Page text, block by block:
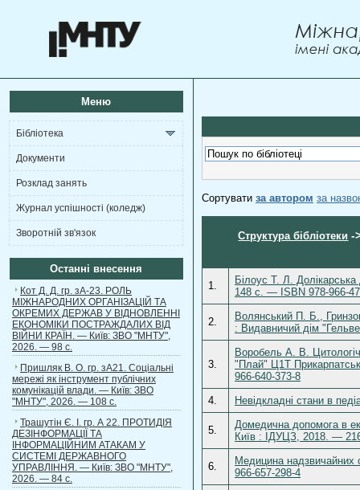
Меню
Бібліотека
Документи
Розклад занять
Журнал успішності (коледж)
Зворотній зв'язок
Останні внесення
Кот Д. Д. гр. зА-23. РОЛЬ
МІЖНАРОДНИХ ОРГАНІЗАЦІЙ ТА
ОКРЕМИХ ДЕРЖАВ У ВІДНОВЛЕННІ
ЕКОНОМІКИ ПОСТРАЖДАЛИХ ВІД
ВІЙНИ КРАЇН. — Київ: ЗВО "МНТУ",
2026. — 98 с.
Пришляк В. О. гр. зА21. Соціальні
мережі як інструмент публічних
комунікацій влади. — Київ: ЗВО
"МНТУ", 2026. — 108 с.
Трашутін Є. І. гр. А 22. ПРОТИДІЯ
ДЕЗІНФОРМАЦІЇ ТА
ІНФОРМАЦІЙНИМ АТАКАМ У
СИСТЕМІ ДЕРЖАВНОГО
УПРАВЛІННЯ. — Київ: ЗВО "МНТУ",
2026. — 84 с.
Сортувати за автором за
Структура бібліотеки -
1.
Білоус Т. Л.
148 с. — ISBN 978-966-
2.
Волянський П. Б.,
: Видавничий дім
3.
Воробель А. В.
"Плай" Ц1Т
966-640-373-8
4.
Невідкладні стани в
5.
Домедична допомога в
Київ : ІДУЦЗ, 2018. —
6.
Медицина
966-657-298-4